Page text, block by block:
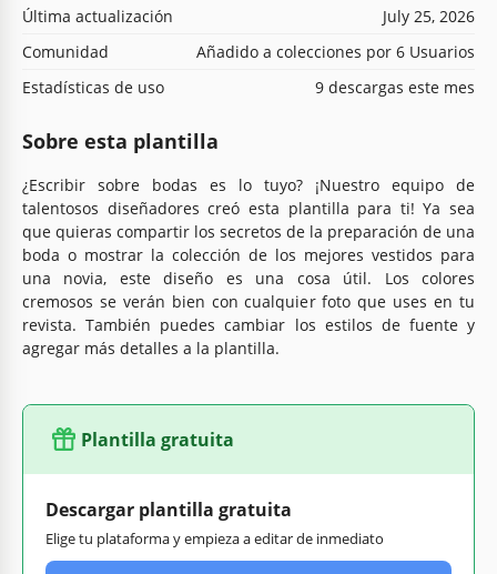
Última actualización
July 25, 2026
Comunidad
Añadido a colecciones por 6 Usuarios
Estadísticas de uso
9 descargas este mes
Sobre esta plantilla
¿Escribir sobre bodas es lo tuyo? ¡Nuestro equipo de
talentosos diseñadores creó esta plantilla para ti! Ya sea
que quieras compartir los secretos de la preparación de una
boda o mostrar la colección de los mejores vestidos para
una novia, este diseño es una cosa útil. Los colores
cremosos se verán bien con cualquier foto que uses en tu
revista. También puedes cambiar los estilos de fuente y
agregar más detalles a la plantilla.
Plantilla gratuita
Descargar plantilla gratuita
Elige tu plataforma y empieza a editar de inmediato